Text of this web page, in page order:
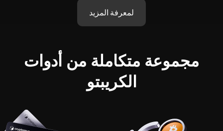
لمعرفة المزيد
مجموعة متكاملة من أدوات
الكريبتو